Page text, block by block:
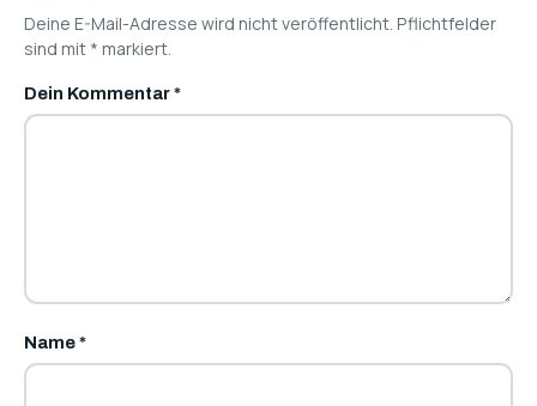
Deine E-Mail-Adresse wird nicht veröffentlicht. Pflichtfelder
sind mit * markiert.
Dein Kommentar*
Name*